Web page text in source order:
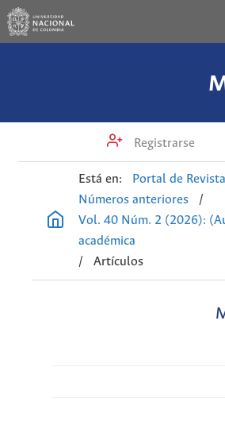
Registrarse
Está en: Portal de
Números anteriores
/
Vol. 40 Núm. 2 (2026):
académica
/
Artículos